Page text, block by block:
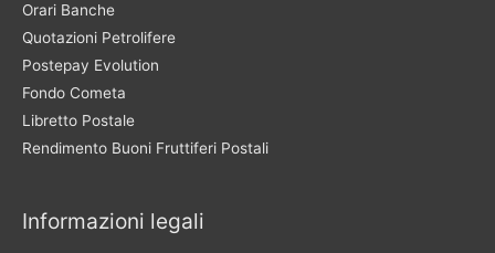
Orari Banche
Quotazioni Petrolifere
Postepay Evolution
Fondo Cometa
Libretto Postale
Rendimento Buoni Fruttiferi Postali
Informazioni legali